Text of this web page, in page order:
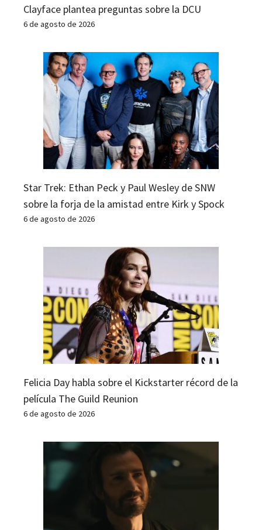
Clayface plantea preguntas sobre la DCU
6 de agosto de 2026
Star Trek: Ethan Peck y Paul Wesley de SNW
sobre la forja de la amistad entre Kirk y Spock
6 de agosto de 2026
Felicia Day habla sobre el Kickstarter récord de la
película The Guild Reunion
6 de agosto de 2026